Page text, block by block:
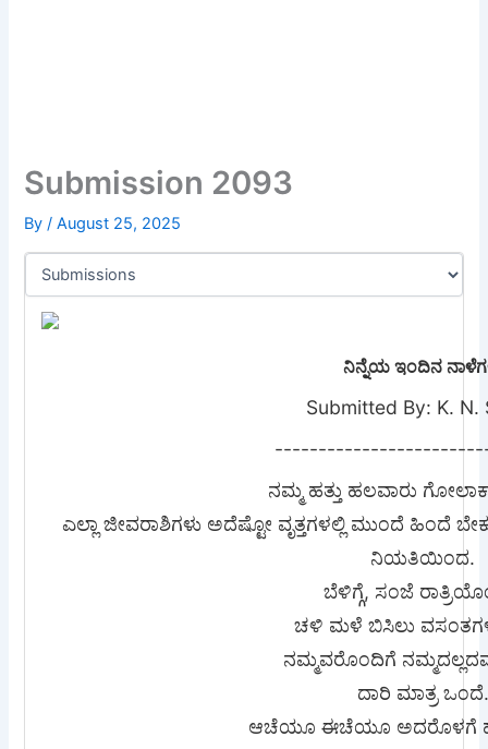
Submission 2093
By/August 25, 2025
ನಿನ್ನೆಯ ಇಂದಿನ
Submitted By: K. N.
ನಮ್ಮ ಹತ್ತು ಹಲವಾರು
ಎಲ್ಲಾ ಜೀವರಾಶಿಗಳು ಅದೆಷ್ಟೋ ವೃತ್ತಗಳಲ್ಲಿ ಮುಂದೆ ಹಿಂದೆ
ನಿಯತಿಯಿಂದ.
ಬೆಳಿಗ್ಗೆ, ಸಂಜೆ
ಚಳಿ ಮಳೆ ಬಿಸಿಲು
ನಮ್ಮವರೊಂದಿಗೆ
ದಾರಿ ಮಾತ್ರ ಒಂದೆ.
ಆಚೆಯೂ ಈಚೆಯೂ ಅದರೊಳಗೆ